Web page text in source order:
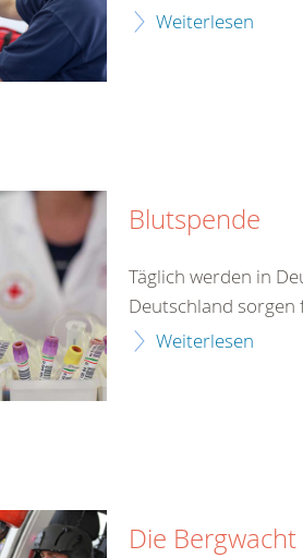
Weiterlesen
Blutspende
Täglich werden in
Deutschland
Weiterlesen
Die